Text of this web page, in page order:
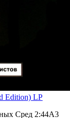
Edition) LP
Сред 2:44A3